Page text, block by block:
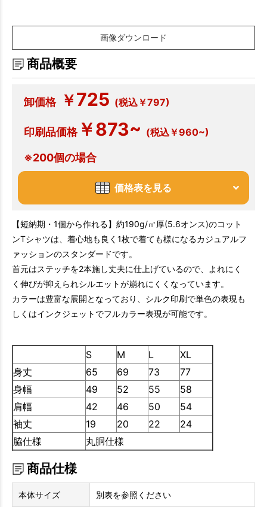
画像ダウンロード
商品概要
卸価格 ￥725 (税込￥797)
印刷品価格￥873~ (税込￥960~)
※200個の場合
価格表を見る
【短納期・1個から作れる】約190g/㎡厚(5.6オンス)のコット
ンTシャツは、着心地も良く1枚で着ても様になるカジュアルフ
ァッションのスタンダードです。
首元はステッチを2本施し丈夫に仕上げているので、よれにく
く伸びが抑えられシルエットが崩れにくくなっています。
カラーは豊富な展開となっており、シルク印刷で単色の表現も
しくはインクジェットでフルカラー表現が可能です。
S M L
XL
身丈
65 69 73
77
身幅
49 52 55
58
肩幅
42 46 50
54
袖丈
19 20 22
24
脇仕様
丸胴仕様
商品仕様
本体サイズ 別表を参照ください